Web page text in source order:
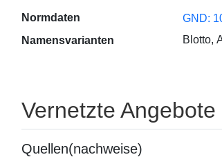
Normdaten
GND:
Namensvarianten
Blotto,
Vernetzte Angebote
Quellen(nachweise)